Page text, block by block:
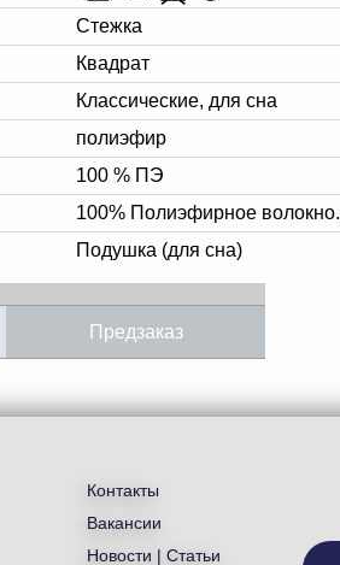
Стежка
Квадрат
Классические, для сна
полиэфир
100 % ПЭ
100% Полиэфирное волокно.
Подушка (для сна)
Предзаказ
Контакты
Вакансии
Новости | Статьи